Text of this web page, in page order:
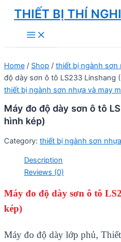
Skip
content
THIẾT BỊ THÍ
Main
Menu
Home / Shop / thiết bị ngành sơn
độ dày sơn ô tô LS233 Linshang
thiết bị ngành sơn nhựa và may
Máy đo độ dày sơn ô tô
hình kép)
Category: thiết bị ngành sơn
Description
Reviews (0)
Máy đo độ dày sơn ô tô
kép)
Máy đo độ dày lớp phủ,